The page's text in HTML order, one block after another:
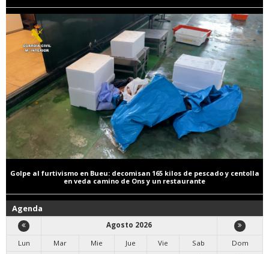
Golpe al furtivismo en Bueu: decomisan 165 kilos de pescado y centolla
en veda camino de Ons y un restaurante
Agenda
Agosto 2026
Lun
Mar Mie Jue Vie Sab
Dom